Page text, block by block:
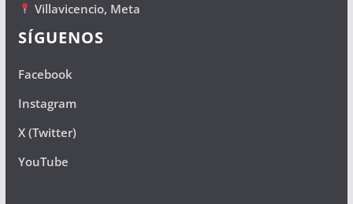
Villavicencio, Meta
SÍGUENOS
Facebook
Instagram
X (Twitter)
YouTube